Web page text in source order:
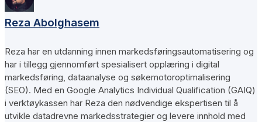
Reza Abolghasem
Reza har en utdanning innen markedsføringsautomatisering og
har i tillegg gjennomført spesialisert opplæring i digital
markedsføring, dataanalyse og søkemotoroptimalisering
(SEO). Med en Google Analytics Individual Qualification (GAIQ)
i verktøykassen har Reza den nødvendige ekspertisen til å
utvikle datadrevne markedsstrategier og levere innhold med